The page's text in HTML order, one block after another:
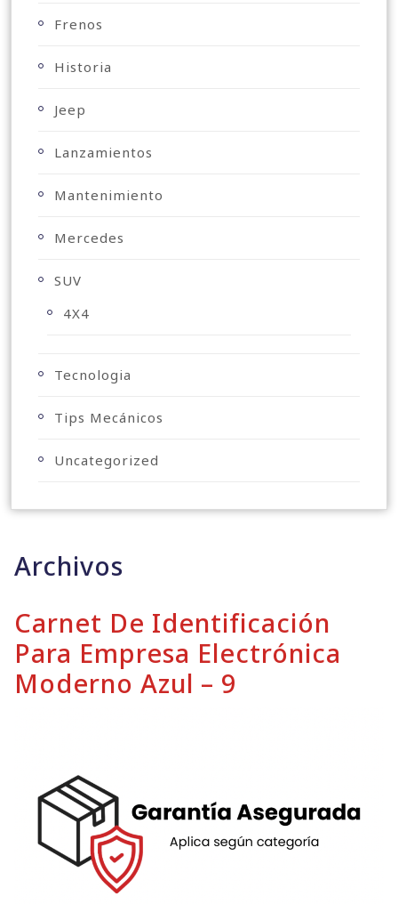
Frenos
Historia
Jeep
Lanzamientos
Mantenimiento
Mercedes
SUV
4X4
Tecnologia
Tips Mecánicos
Uncategorized
Archivos
Carnet De Identificación
Para Empresa Electrónica
Moderno Azul – 9